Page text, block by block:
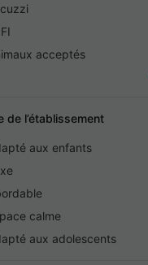
acceptés
de l’établissement
aux enfants
calme
aux adolescents